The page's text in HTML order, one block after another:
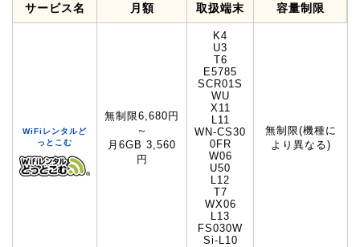
サービス名 月額 取扱端末 容量制限
WiFiレンタルど
っとこむ
無制限6,680円
～
月6GB 3,560
円
K4
U3
T6
E5785
SCR01S
WU
X11
L11
WN-CS30
0FR
W06
U50
L12
T7
WX06
L13
FS030W
Si-L10
無制限(機種に
より異なる)